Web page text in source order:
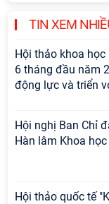
TIN XEM
cấp Bộ
Hội thảo khoa học
6 tháng đầu năm
động lực và triển
Hội nghị Ban Chỉ
Hàn lâm Khoa
Hội thảo quốc tế